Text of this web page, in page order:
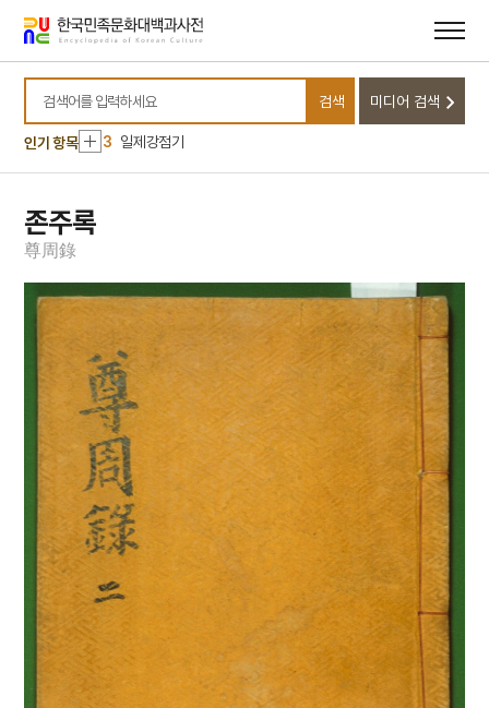
바로가기
바로가기
검색어를 입력하세요
검색 미디어 검색
인기 항목
10 원가
1 손곡산인전
2 오위도총부
3 일제강점기
4 허후
용비어천가
용주사 대웅전 후불탱화
10 원가
1 손곡산인전
2 오위도총부
3
일제강점기
허후
5 금성대군
7 완당인보
용비어천가
용주사 대웅전 후불탱화
10
존주록
尊周錄